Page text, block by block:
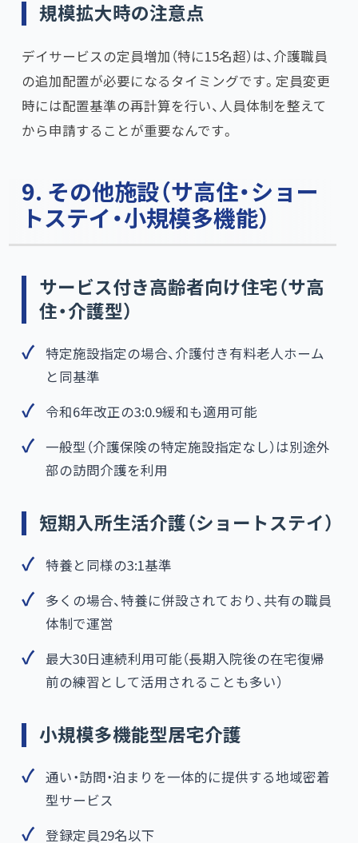
規模拡大時の注意点
デイサービスの定員増加（特に15名超）は、介護職員
の追加配置が必要になるタイミングです。定員変更
時には配置基準の再計算を行い、人員体制を整えて
から申請することが重要なんです。
9. その他施設（サ高住・ショー
トステイ・小規模多機能）
サービス付き高齢者向け住宅（サ高
住・介護型）
特定施設指定の場合、介護付き有料老人ホーム
と同基準
令和6年改正の3:0.9緩和も適用可能
一般型（介護保険の特定施設指定なし）は別途外
部の訪問介護を利用
短期入所生活介護（ショートステイ）
特養と同様の3:1基準
多くの場合、特養に併設されており、共有の職員
体制で運営
最大30日連続利用可能（長期入院後の在宅復帰
前の練習として活用されることも多い）
小規模多機能型居宅介護
通い・訪問・泊まりを一体的に提供する地域密着
型サービス
登録定員29名以下